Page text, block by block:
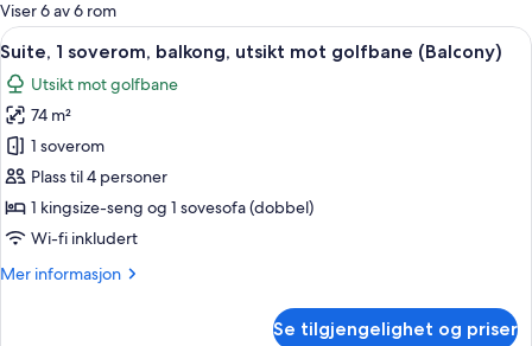
rom
Viser 6 av 6 rom
Åpne
alle
bildene
av
Suite,
1
soverom,
balkong,
mot
1 soverom, sengetøy av topp
6
Suite, 1 soverom, balkong, utsikt mot golfbane (Balcony)
Utsikt mot golfbane
74 m²
1 soverom
Plass til 4 personer
1 kingsize-seng og 1 sovesofa (dobbel)
Wi-fi inkludert
Mer informasjon
Mer
Se tilgjengelighet og priser